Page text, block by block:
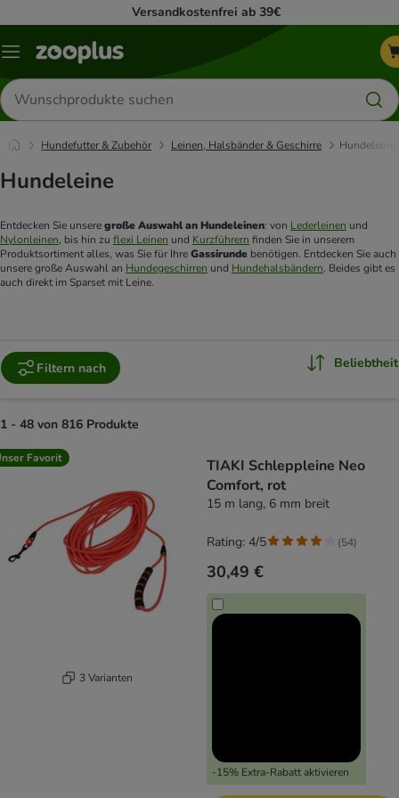
Versandkostenfrei ab 39€
Menü
Produkte
suchen
Hundefutter & Zubehör Leinen, Halsbänder & Geschirre
Hundeleine
Entdecken Sie unsere große Auswahl an Hundeleinen: von Lederleinen
Nylonleinen, bis hin zu flexi Leinen und Kurzführern finden Sie in unserem
Produktsortiment alles, was Sie für Ihre Gassirunde benötigen. Entdecken Sie auch
unsere große Auswahl an Hundegeschirren und Hundehalsbändern. Beides gibt es
auch direkt im Sparset mit Leine.
Filtern nach Beliebtheit
1 - 48 von 816 Produkte
product items have been changed
Favorit
3 Varianten
TIAKI Schleppleine Neo
Comfort, rot
15 m lang, 6 mm breit
30,49 €
-15% Extra-Rabatt aktivieren
Rating: 4/5 (54)